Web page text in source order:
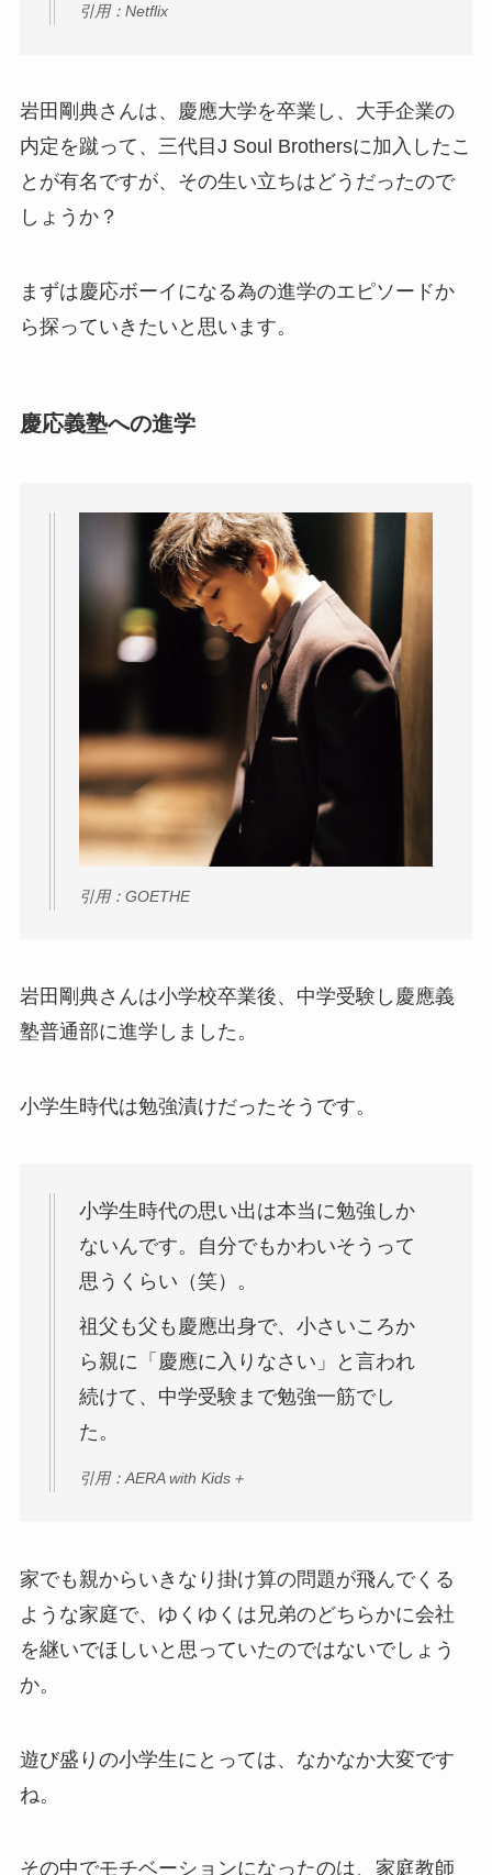
引用：Netflix
岩田剛典さんは、慶應大学を卒業し、大手企業の
内定を蹴って、三代目J Soul Brothersに加入したこ
とが有名ですが、その生い立ちはどうだったので
しょうか？
まずは慶応ボーイになる為の進学のエピソードか
ら探っていきたいと思います。
慶応義塾への進学
引用：GOETHE
岩田剛典さんは小学校卒業後、中学受験し慶應義
塾普通部に進学しました。
小学生時代は勉強漬けだったそうです。
小学生時代の思い出は本当に勉強しか
ないんです。自分でもかわいそうって
思うくらい（笑）。
祖父も父も慶應出身で、小さいころか
ら親に「慶應に入りなさい」と言われ
続けて、中学受験まで勉強一筋でし
た。
引用：AERA with Kids＋
家でも親からいきなり掛け算の問題が飛んでくる
ような家庭で、ゆくゆくは兄弟のどちらかに会社
を継いでほしいと思っていたのではないでしょう
か。
遊び盛りの小学生にとっては、なかなか大変です
ね。
その中でモチベーションになったのは、家庭教師